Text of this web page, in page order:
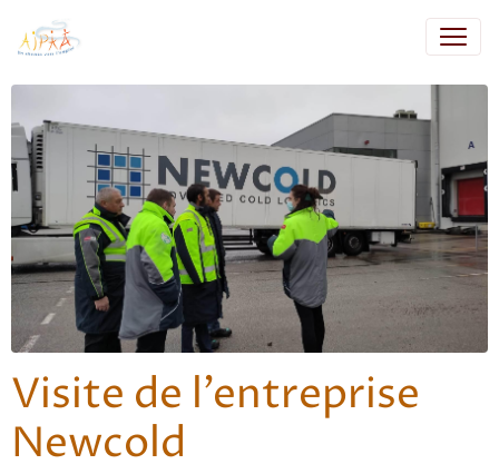
Visite de l'entreprise
Newcold